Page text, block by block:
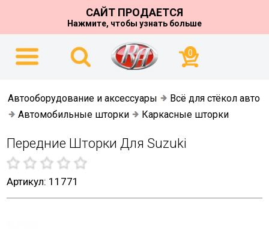
САЙТ ПРОДАЕТСЯ
Нажмите, чтобы узнать больше
0
Автооборудование и аксессуары
Всё для стёкол авто
Автомобильные шторки
Каркасные шторки
Передние Шторки Для Suzuki
Артикул: 11771